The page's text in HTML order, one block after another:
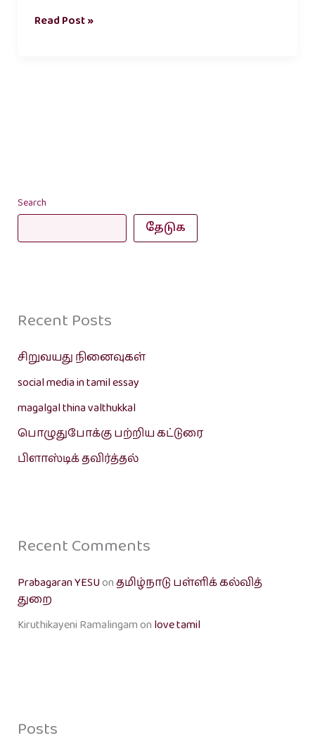
Read Post »
Search
தேடுக
Recent Posts
சிறுவயது நினைவுகள்
social media in tamil essay
magalgal thina valthukkal
பொழுதுபோக்கு பற்றிய கட்டுரை
பிளாஸ்டிக் தவிர்த்தல்
Recent Comments
Prabagaran YESUonதமிழ்நாடு பள்ளிக் கல்வித்
துறை
Kiruthikayeni Ramalingamon love tamil
Posts